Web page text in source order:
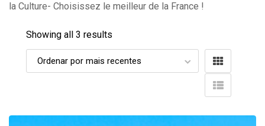
la Culture- Choisissez le meilleur de la France !
Showing all 3 results